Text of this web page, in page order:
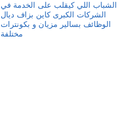
الشباب اللي كيقلب على الخدمة في
الشركات الكبرى كاين بزاف ديال
الوظائف بسالير مزيان و بكونترات
مختلفة